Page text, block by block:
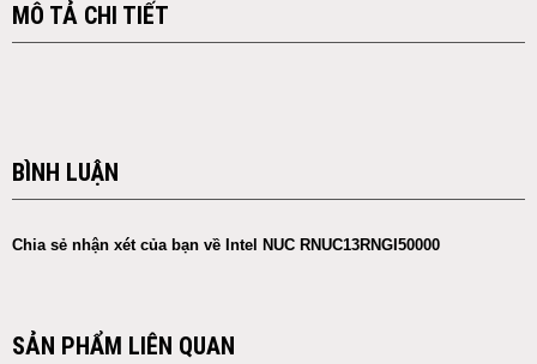
MÔ TẢ CHI TIẾT
BÌNH LUẬN
Chia sẻ nhận xét của bạn về Intel NUC RNUC13RNGI50000
SẢN PHẨM LIÊN QUAN